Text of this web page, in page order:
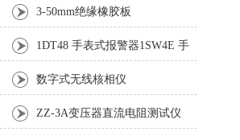
验台 开关柜通电试验台
3-50mm绝缘橡胶板
600mm×800mm 绝缘胶垫
1DT48 手表式报警器1SW4E 手
表式报警器
数字式无线核相仪
ZZ-3A变压器直流电阻测试仪